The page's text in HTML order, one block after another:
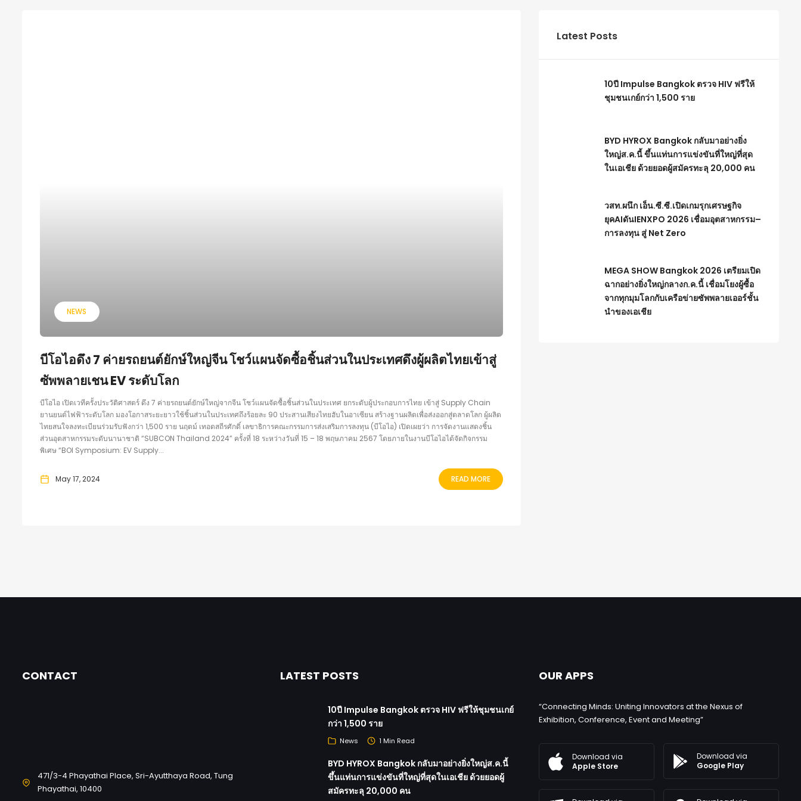
NEWS
บีโอไอดึง 7 ค่ายรถยนต์ยักษ์ใหญ่จีน โชว์แผนจัดซื้อชิ้นส่วนในประเทศดึงผู้ผลิตไทยเข้าสู่
ซัพพลายเชน EV ระดับโลก
บีโอไอ เปิดเวทีครั้งประวัติศาสตร์ ดึง 7 ค่ายรถยนต์ยักษ์ใหญ่จากจีน โชว์แผนจัดซื้อชิ้นส่วนในประเทศ ยกระดับผู้ประกอบการไทย เข้าสู่ Supply Chain
ยานยนต์ไฟฟ้าระดับโลก มองโอกาสระยะยาวใช้ชิ้นส่วนในประเทศถึงร้อยละ 90 ประสานเสียงไทยฮับในอาเซียน สร้างฐานผลิตเพื่อส่งออกสู่ตลาดโลก ผู้ผลิต
ไทยสนใจลงทะเบียนร่วมรับฟังกว่า 1,500 ราย นฤตม์ เทอดสถีรศักดิ์ เลขาธิการคณะกรรมการส่งเสริมการลงทุน (บีโอไอ) เปิดเผยว่า การจัดงานแสดงชิ้น
ส่วนอุตสาหกรรมระดับนานาชาติ “SUBCON Thailand 2024” ครั้งที่ 18 ระหว่างวันที่ 15 – 18 พฤษภาคม 2567 โดยภายในงานบีโอไอได้จัดกิจกรรม
พิเศษ “BOI Symposium: EV Supply...
May 17, 2024 READ MORE
Latest Posts
10ปี Impulse Bangkok ตรวจ HIV ฟรีให้
ชุมชนเกย์กว่า 1,500 ราย
BYD HYROX Bangkok กลับมาอย่างยิ่ง
ใหญ่ส.ค.นี้ ขึ้นแท่นการแข่งขันที่ใหญ่ที่สุด
ในเอเชีย ด้วยยอดผู้สมัครทะลุ 20,000 คน
วสท.ผนึก เอ็น.ซี.ซี.เปิดเกมรุกเศรษฐกิจ
ยุคAIดันIENXPO 2026 เชื่อมอุตสาหกรรม–
การลงทุน สู่ Net Zero
MEGA SHOW Bangkok 2026 เตรียมเปิด
ฉากอย่างยิ่งใหญ่กลางก.ค.นี้ เชื่อมโยงผู้ซื้อ
จากทุกมุมโลกกับเครือข่ายซัพพลายเออร์ชั้น
นำของเอเชีย
CONTACT
471/3-4 Phayathai Place, Sri-Ayutthaya Road, Tung
Phayathai, 10400
LATEST POSTS
10ปี Impulse Bangkok ตรวจ HIV ฟรีให้ชุมชนเกย์
กว่า 1,500 ราย
News 1 Min Read
BYD HYROX Bangkok กลับมาอย่างยิ่งใหญ่ส.ค.นี้
ขึ้นแท่นการแข่งขันที่ใหญ่ที่สุดในเอเชีย ด้วยยอดผู้
สมัครทะลุ 20,000 คน
OUR APPS
“Connecting Minds: Uniting Innovators at the Nexus of
Exhibition, Conference, Event and Meeting”
Download via
Apple Store
Download via
Google Play